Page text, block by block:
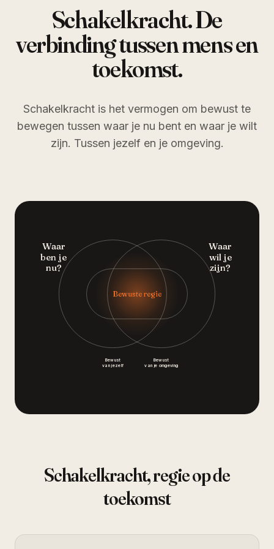
Schakelkracht. De
verbinding tussen mens en
toekomst.
Schakelkracht is het vermogen om bewust te
bewegen tussen waar je nu bent en waar je wilt
zijn. Tussen jezelf en je omgeving.
Waar
ben je
nu?
Waar
wil je
zijn?
Bewuste regie
Bewust
van jezelf
Bewust
van je omgeving
Schakelkracht, regie op de
toekomst
met wat je beweegt.